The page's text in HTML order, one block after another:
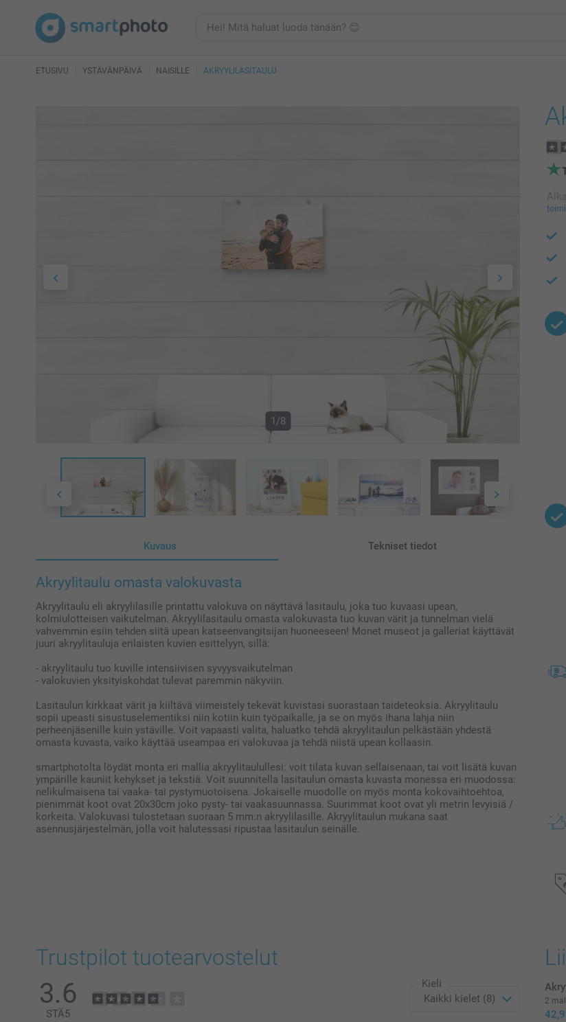
ETUSIVU YSTÄVÄNPÄIVÄ NAISILLE AKRYYLILASITAULU
1/8
Kuvaus Tekniset tiedot
Akryylitaulu omasta valokuvasta
Akryylitaulu eli akryylilasille printattu valokuva on näyttävä lasitaulu, joka tuo kuvaasi upean,
kolmiulotteisen vaikutelman. Akryylilasitaulu omasta valokuvasta tuo kuvan värit ja tunnelman vielä
vahvemmin esiin tehden siitä upean katseenvangitsijan huoneeseen! Monet museot ja galleriat käyttävät
juuri akryylitauluja erilaisten kuvien esittelyyn, sillä:
- akryylitaulu tuo kuville intensiivisen syvyysvaikutelman
- valokuvien yksityiskohdat tulevat paremmin näkyviin.
Lasitaulun kirkkaat värit ja kiiltävä viimeistely tekevät kuvistasi suorastaan taideteoksia. Akryylitaulu
sopii upeasti sisustuselementiksi niin kotiin kuin työpaikalle, ja se on myös ihana lahja niin
perheenjäsenille kuin ystäville. Voit vapaasti valita, haluatko tehdä akryylitaulun pelkästään yhdestä
omasta kuvasta, vaiko käyttää useampaa eri valokuvaa ja tehdä niistä upean kollaasin.
smartphotolta löydät monta eri mallia akryylitaulullesi: voit tilata kuvan sellaisenaan, tai voit lisätä kuvan
ympärille kauniit kehykset ja tekstiä. Voit suunnitella lasitaulun omasta kuvasta monessa eri muodossa:
nelikulmaisena tai vaaka- tai pystymuotoisena. Jokaiselle muodolle on myös monta kokovaihtoehtoa,
pienimmät koot ovat 20x30cm joko pysty- tai vaakasuunnassa. Suurimmat koot ovat yli metrin levyisiä /
korkeita. Valokuvasi tulostetaan suoraan 5 mm:n akryylilasille. Akryylitaulun mukana saat
asennusjärjestelmän, jolla voit halutessasi ripustaa lasitaulun seinälle.
Trustpilot tuotearvostelut
3.6
STÄ5
Kieli
2